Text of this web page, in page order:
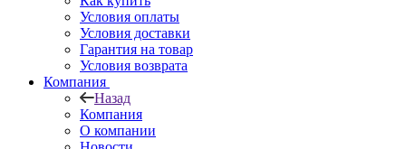
Условия оплаты
Условия доставки
Гарантия на товар
Условия возврата
Компания
Назад
Компания
О компании